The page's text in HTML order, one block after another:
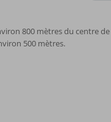
800 mètres du centre
500 mètres.